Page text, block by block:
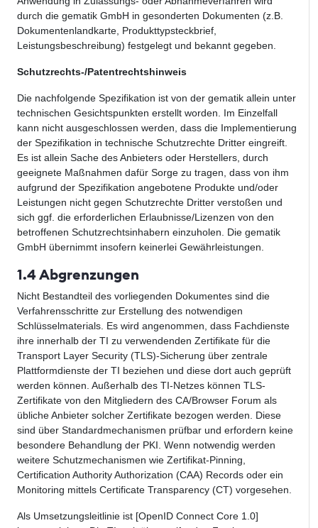
durch die gematik GmbH in gesonderten Dokumenten (z.B.
Dokumentenlandkarte, Produkttypsteckbrief,
Leistungsbeschreibung) festgelegt und bekannt gegeben.
Schutzrechts-/Patentrechtshinweis
Die nachfolgende Spezifikation ist von der gematik allein unter
technischen Gesichtspunkten erstellt worden. Im Einzelfall
kann nicht ausgeschlossen werden, dass die Implementierung
der Spezifikation in technische Schutzrechte Dritter eingreift.
Es ist allein Sache des Anbieters oder Herstellers, durch
geeignete Maßnahmen dafür Sorge zu tragen, dass von ihm
aufgrund der Spezifikation angebotene Produkte und/oder
Leistungen nicht gegen Schutzrechte Dritter verstoßen und
sich ggf. die erforderlichen Erlaubnisse/Lizenzen von den
betroffenen Schutzrechtsinhabern einzuholen. Die gematik
GmbH übernimmt insofern keinerlei Gewährleistungen.
1.4 Abgrenzungen
Nicht Bestandteil des vorliegenden Dokumentes sind die
Verfahrensschritte zur Erstellung des notwendigen
Schlüsselmaterials. Es wird angenommen, dass Fachdienste
ihre innerhalb der TI zu verwendenden Zertifikate für die
Transport Layer Security (TLS)-Sicherung über zentrale
Plattformdienste der TI beziehen und diese dort auch geprüft
werden können. Außerhalb des TI-Netzes können TLS-
Zertifikate von den Mitgliedern des CA/Browser Forum als
übliche Anbieter solcher Zertifikate bezogen werden. Diese
sind über Standardmechanismen prüfbar und erfordern keine
besondere Behandlung der PKI. Wenn notwendig werden
weitere Schutzmechanismen wie Zertifikat-Pinning,
Certification Authority Authorization (CAA) Records oder ein
Monitoring mittels Certificate Transparency (CT) vorgesehen.
Als Umsetzungsleitlinie ist [OpenID Connect Core 1.0]